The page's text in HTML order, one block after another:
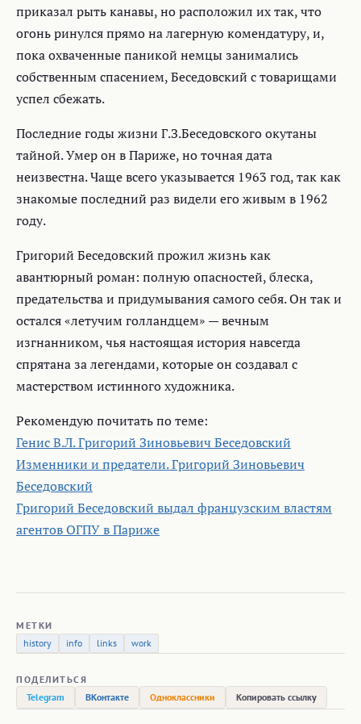
приказал рыть канавы, но расположил их так, что
огонь ринулся прямо на лагерную комендатуру, и,
пока охваченные паникой немцы занимались
собственным спасением, Беседовский с товарищами
успел сбежать.
Последние годы жизни Г.З.Беседовского окутаны
тайной. Умер он в Париже, но точная дата
неизвестна. Чаще всего указывается 1963 год, так как
знакомые последний раз видели его живым в 1962
году.
Григорий Беседовский прожил жизнь как
авантюрный роман: полную опасностей, блеска,
предательства и придумывания самого себя. Он так и
остался «летучим голландцем» — вечным
изгнанником, чья настоящая история навсегда
спрятана за легендами, которые он создавал с
мастерством истинного художника.
Рекомендую почитать по теме:
Генис В.Л. Григорий Зиновьевич Беседовский
Изменники и предатели. Григорий Зиновьевич
Беседовский
Григорий Беседовский выдал французским властям
агентов ОГПУ в Париже
МЕТКИ
history
info links work
ПОДЕЛИТЬСЯ
Telegram
ВКонтакте Одноклассники Копировать ссылку